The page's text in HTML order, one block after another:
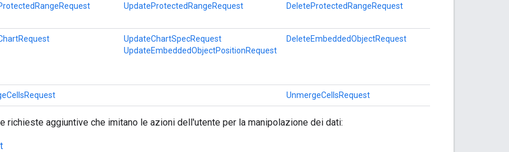
UpdateProtectedRangeRequest DeleteProtectedRangeRequest
UpdateChartSpecRequest
UpdateEmbeddedObjectPositionRequest
DeleteEmbeddedObjectRequest
UnmergeCellsRequest
richieste aggiuntive che imitano le azioni dell'utente per la manipolazione dei dati: